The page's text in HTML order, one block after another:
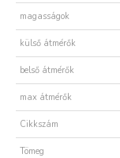
magasságok
külső átmérők
belső átmérők
max átmérők
Cikkszám
Tömeg